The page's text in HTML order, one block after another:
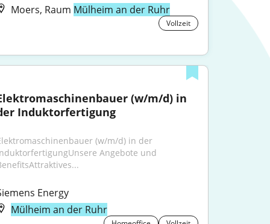
Moers, Raum Mülheim an der Ruhr
Vollzeit
(w/m/d) in
Induktorfertigung
(w/m/d) in der
Angebote und
Energy
Mülheim an der Ruhr